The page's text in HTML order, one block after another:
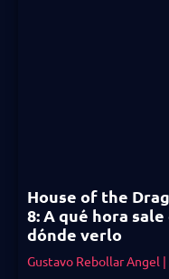
House of the
8: A qué hora
dónde verlo
Gustavo Rebollar Angel